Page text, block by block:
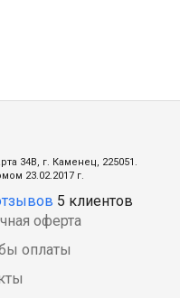
34В, г. Каменец, 225051.
23.02.2017 г.
5 клиентов
оферта
оплаты